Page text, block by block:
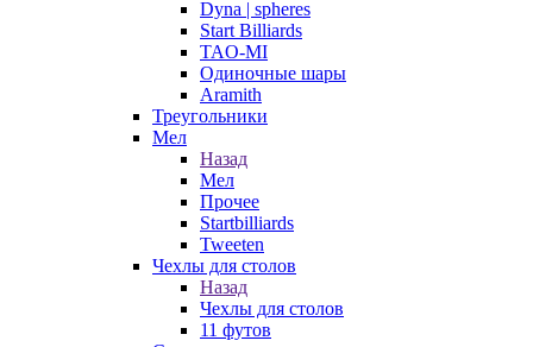
Dyna | spheres
Start Billiards
TAO-MI
Одиночные шары
Aramith
Треугольники
Мел
Назад
Мел
Прочее
Startbilliards
Tweeten
Чехлы для столов
Назад
Чехлы для столов
11 футов